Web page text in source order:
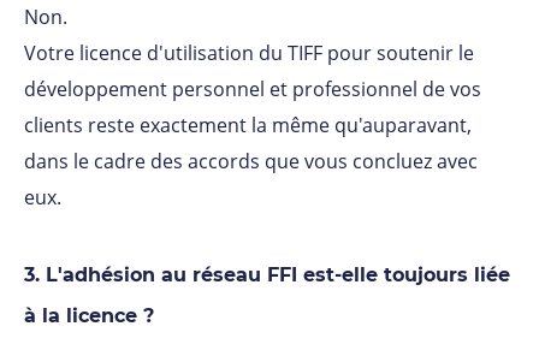
Non.
Votre licence d'utilisation du TIFF pour soutenir le
développement personnel et professionnel de vos
clients reste exactement la même qu'auparavant,
dans le cadre des accords que vous concluez avec
eux.
3. L'adhésion au réseau FFI est-elle toujours liée
à la licence ?